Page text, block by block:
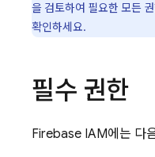
을 검토하여 필요한 모든
확인하세요.
필수 권한
Firebase IAM에는 다